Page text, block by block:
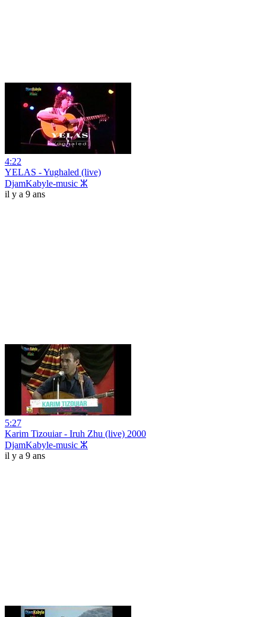
4:22
YELAS - Yughaled (live)
DjamKabyle-music ⵣ
il y a 9 ans
5:27
Karim Tizouiar - Iruh Zhu (live) 2000
DjamKabyle-music ⵣ
il y a 9 ans